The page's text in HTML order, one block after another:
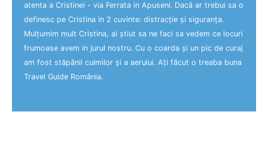
atenta a Cristinei - via Ferrata in Apuseni. Dacă ar trebui sa o
definesc pe Cristina in 2 cuvinte: distracție și siguranța.
Mulțumim mult Cristina, ai știut sa ne faci sa vedem ce locuri
frumoase avem in jurul nostru. Cu o coarda și un pic de curaj
am fost stăpânii culmilor și a aerului. Ați făcut o treaba buna
Travel Guide România.